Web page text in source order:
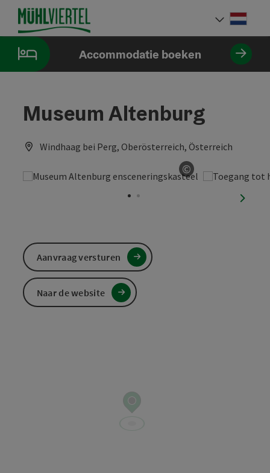
InhoudAccesskey
[0]
NavigatieAccesskey
[1]
PaginabeginAccesskey
[2]
Accommodatie boeken
Museum Altenburg
Windhaag bei Perg, Oberösterreich, Österreich
©
Start Copyright
Aanvraag versturen
Naar de website